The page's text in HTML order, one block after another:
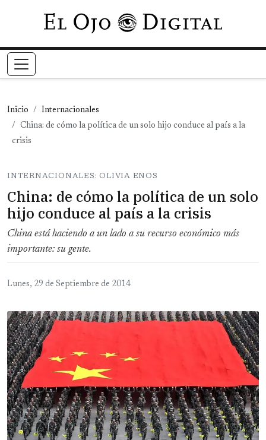
Pasar al contenido principal
Inicio
Internacionales
China: de cómo la política de un solo hijo conduce al país a la
crisis
INTERNACIONALES: OLIVIA ENOS
China: de cómo la política de un solo
hijo conduce al país a la crisis
China está haciendo a un lado a su recurso económico más
importante: su gente.
Lunes, 29 de Septiembre de 2014